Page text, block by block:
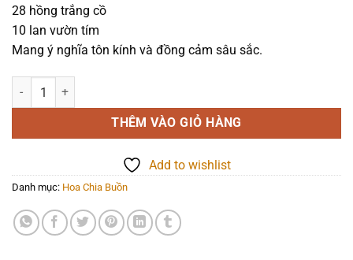
28 hồng trắng cồ
10 lan vườn tím
Mang ý nghĩa tôn kính và đồng cảm sâu sắc.
Hoa chia buồn - Ước Nguyện - 1112 số lượng
THÊM VÀO GIỎ HÀNG
Add to wishlist
Danh mục: Hoa Chia Buồn